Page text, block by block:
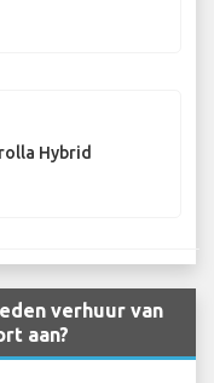
Hybrid
verhuur van
aan?